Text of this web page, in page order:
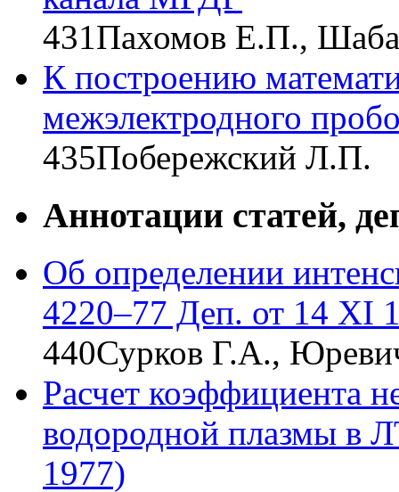
431Пахомов Е.П.,
К построению
межэлектродного
435Побережский Л.П.
Аннотации статей,
Об определении
4220–77 Деп. от 14 XI
440Сурков Г.А.,
Расчет коэффициента
водородной плазмы в
1977)